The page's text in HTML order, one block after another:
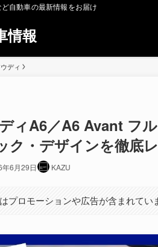
自動車の最新情報をお届け
情報
ディ
ィA6／A6 Avant フ
ク・デザインを徹底
6月29日 KAZU
プロモーションや広告が含まれてい